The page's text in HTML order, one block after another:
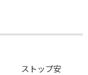
ストップ安